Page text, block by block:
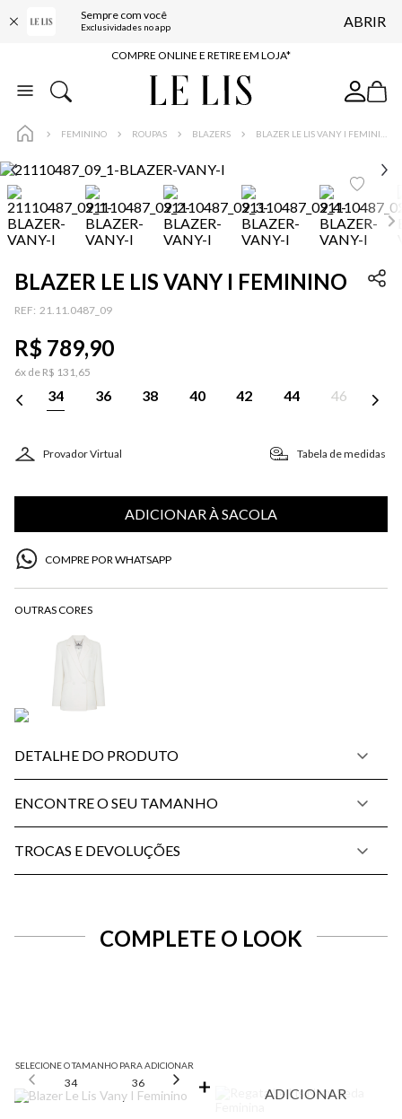
Sempre com você
Exclusividades no app ABRIR
10% OFF NA PRIMEIRA COMPRA*
COMPRE ONLINE E RETIRE EM LOJA*
ENTREGA EXPRESSA*
10% OFF NA PRIMEIRA COMPRA*
FEMININO ROUPAS BLAZERS
BLAZER LE LIS VANY I FEMININO
: 21.11.0487_09
R$ 789,90
6x de R$ 131,65
34 36 38 40 42 44 46
Provador Virtual Tabela de medidas
ADICIONAR À SACOLA
COMPRE POR WHATSAPP
DETALHE DO PRODUTO
ENCONTRE O SEU TAMANHO
TROCAS E DEVOLUÇÕES
COMPLETE O LOOK
SELECIONE O TAMANHO PARA ADICIONAR
34 36 38
ADICIONAR